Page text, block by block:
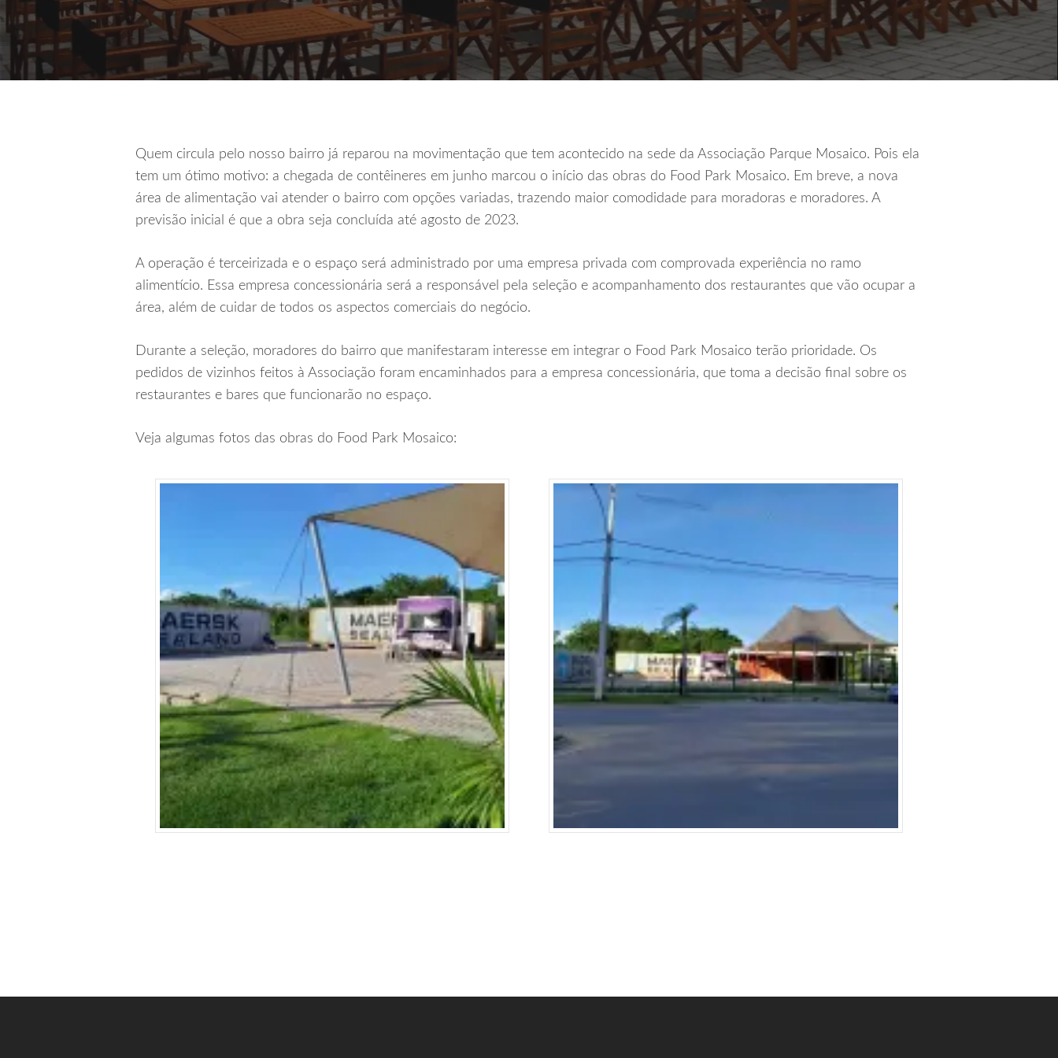
Quem circula pelo nosso bairro já reparou na movimentação que tem acontecido na sede da Associação Parque Mosaico. Pois ela
tem um ótimo motivo: a chegada de contêineres em junho marcou o início das obras do Food Park Mosaico. Em breve, a nova
área de alimentação vai atender o bairro com opções variadas, trazendo maior comodidade para moradoras e moradores. A
previsão inicial é que a obra seja concluída até agosto de 2023.
A operação é terceirizada e o espaço será administrado por uma empresa privada com comprovada experiência no ramo
alimentício. Essa empresa concessionária será a responsável pela seleção e acompanhamento dos restaurantes que vão ocupar a
área, além de cuidar de todos os aspectos comerciais do negócio.
Durante a seleção, moradores do bairro que manifestaram interesse em integrar o Food Park Mosaico terão prioridade. Os
pedidos de vizinhos feitos à Associação foram encaminhados para a empresa concessionária, que toma a decisão final sobre os
restaurantes e bares que funcionarão no espaço.
Veja algumas fotos das obras do Food Park Mosaico: